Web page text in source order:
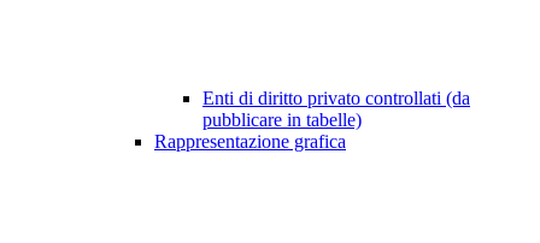
Enti di diritto privato controllati (da
pubblicare in tabelle)
Rappresentazione grafica